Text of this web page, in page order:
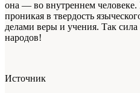
она — во внутреннем человеке.
проникая в твердость
делами веры и учения. Так сила
народов!
Источник